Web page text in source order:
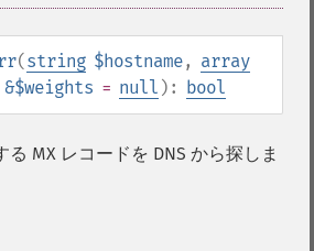
(string $hostname, array
&$weights = null ): bool
る MX レコードを DNS から探しま